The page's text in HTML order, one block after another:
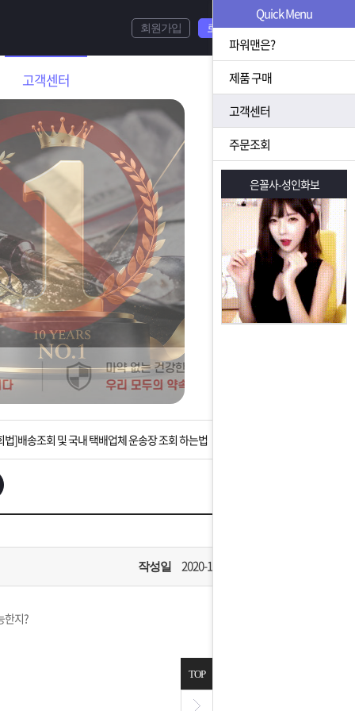
고객센터
회원가입 로그인
상황을 대비해 꼭 입금후 고객센터 연락바랍니다.
연휴 배송 및 휴무 안내
]배송조회 및 국내 택배업체 운송장 조회 하는법
고객 앱설치 가능합니다.
안내] 집 밖에 주소로 택배 받기
작성일 2020-10-10
한지?
Quick Menu
파워맨은?
제품 구매
고객센터
주문조회
은꼴사-성인화보 은꼴사-성인화보
TOP